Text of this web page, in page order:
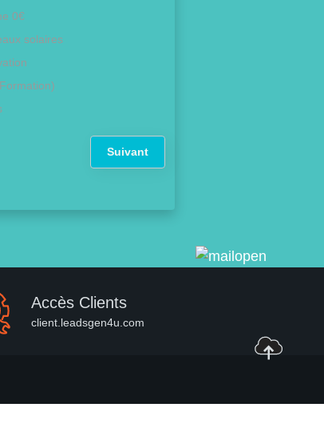
0€
solaires
Suivant
Accès Clients
client.leadsgen4u.com